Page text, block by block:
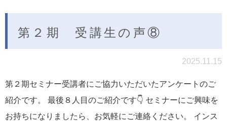
第２期 受講生の声⑧
2025.11.15
第２期セミナー受講者にご協力いただいたアンケートのご
紹介です。 最後８人目のご紹介です👇 セミナーにご興味を
お持ちになりましたら、お気軽にご連絡ください。 インス